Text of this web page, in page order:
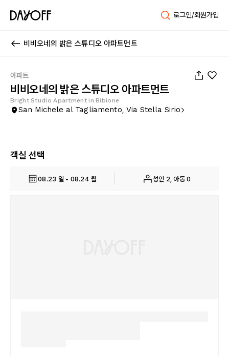
로그인/회원가입
비비오네의 밝은 스튜디오 아파트먼트
아파트
비비오네의 밝은 스튜디오 아파트먼트
Bright Studio Apartment in Bibione
San Michele al Tagliamento, Via Stella Sirio
객실 선택
08.23 일 - 08.24 월 성인 2, 아동 0